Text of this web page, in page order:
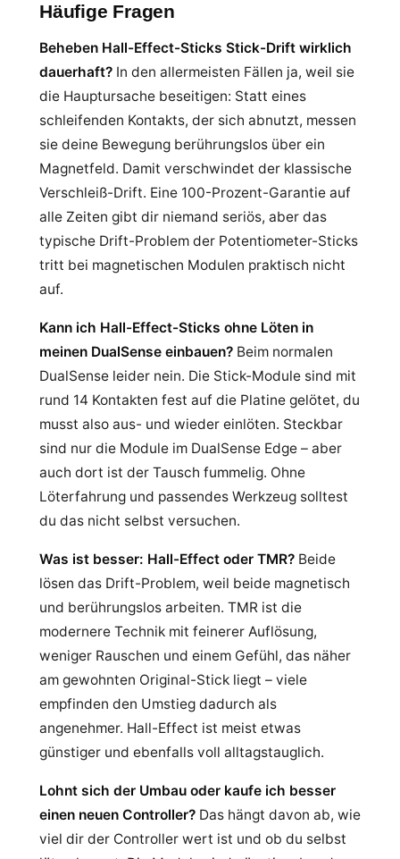
Häufige Fragen
Beheben Hall-Effect-Sticks Stick-Drift wirklich
dauerhaft? In den allermeisten Fällen ja, weil sie
die Hauptursache beseitigen: Statt eines
schleifenden Kontakts, der sich abnutzt, messen
sie deine Bewegung berührungslos über ein
Magnetfeld. Damit verschwindet der klassische
Verschleiß-Drift. Eine 100-Prozent-Garantie auf
alle Zeiten gibt dir niemand seriös, aber das
typische Drift-Problem der Potentiometer-Sticks
tritt bei magnetischen Modulen praktisch nicht
auf.
Kann ich Hall-Effect-Sticks ohne Löten in
meinen DualSense einbauen? Beim normalen
DualSense leider nein. Die Stick-Module sind mit
rund 14 Kontakten fest auf die Platine gelötet, du
musst also aus- und wieder einlöten. Steckbar
sind nur die Module im DualSense Edge – aber
auch dort ist der Tausch fummelig. Ohne
Löterfahrung und passendes Werkzeug solltest
du das nicht selbst versuchen.
Was ist besser: Hall-Effect oder TMR? Beide
lösen das Drift-Problem, weil beide magnetisch
und berührungslos arbeiten. TMR ist die
modernere Technik mit feinerer Auflösung,
weniger Rauschen und einem Gefühl, das näher
am gewohnten Original-Stick liegt – viele
empfinden den Umstieg dadurch als
angenehmer. Hall-Effect ist meist etwas
günstiger und ebenfalls voll alltagstauglich.
Lohnt sich der Umbau oder kaufe ich besser
einen neuen Controller? Das hängt davon ab, wie
viel dir der Controller wert ist und ob du selbst